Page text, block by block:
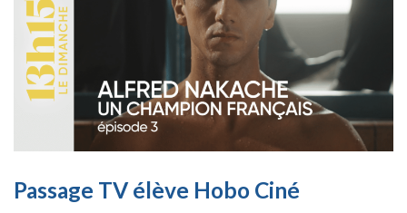
Passage TV élève Hobo Ciné